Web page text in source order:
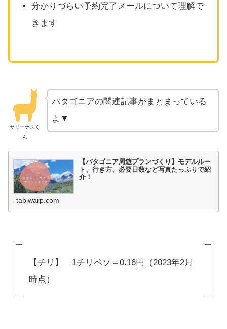
分かりづらい予約完了メールについて理解で
きます
サリーナスく
ん
パタゴニアの関連記事がまとまっている
よ▼
【パタゴニア周遊プランづくり】モデルルー
ト、行き方、必要日数など写真たっぷりで紹
介！
tabiwarp.com
【チリ】 1チリペソ＝0.16円（2023年2月
時点）